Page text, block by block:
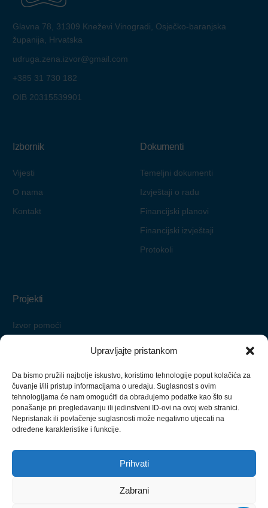
Upravljajte pristankom
Da bismo pružili najbolje iskustvo, koristimo tehnologije poput kolačića za
čuvanje i/ili pristup informacijama o uređaju. Suglasnost s ovim
tehnologijama će nam omogućiti da obrađujemo podatke kao što su
ponašanje pri pregledavanju ili jedinstveni ID-ovi na ovoj web stranici.
Nepristanak ili povlačenje suglasnosti može negativno utjecati na
određene karakteristike i funkcije.
Prihvati
Zabrani
Glavna 78, 31309 Kneževi Vinogradi, Osječko-baranjska
županija, Hrvatska
udruga.zena.izvor@gmail.com
+385 31 730 182
OIB 20315539901
Izbornik
Vijesti
O nama
Kontakt
Dokumenti
Temeljni dokumenti
Izvještaji o radu
Financijski planovi
Financijski izvještaji
Protokoli
Projekti
Izvor pomoći
Zaželi i ostani